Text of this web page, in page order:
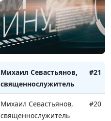
Михаил Севастьянов,
священнослужитель
#23
Михаил Севастьянов,
священнослужитель
Михаил Севастьянов,
священнослужитель
#21
Михаил Севастьянов,
священнослужитель
#20